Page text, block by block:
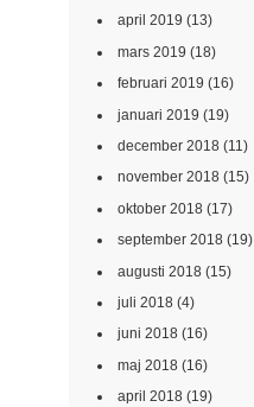
april 2019 (13)
mars 2019 (18)
februari 2019 (16)
januari 2019 (19)
december 2018(11)
november 2018(15)
oktober 2018(17)
september 2018(19)
augusti 2018(15)
juli 2018(4)
juni 2018(16)
maj 2018(16)
april 2018(19)